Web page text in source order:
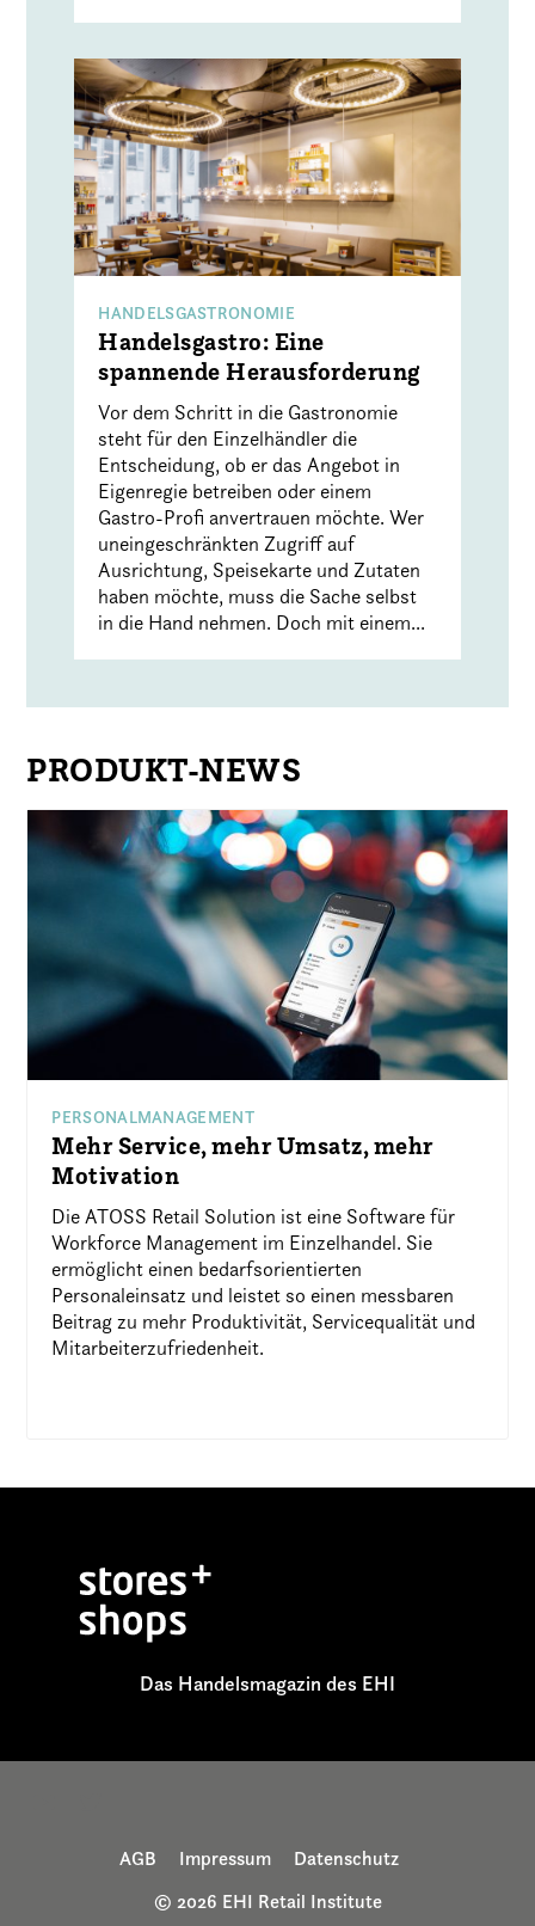
HANDELSGASTRONOMIE
Handelsgastro: Eine
spannende Herausforderung
Vor dem Schritt in die Gastronomie
steht für den Einzelhändler die
Entscheidung, ob er das Angebot in
Eigenregie betreiben oder einem
Gastro-Profi anvertrauen möchte. Wer
uneingeschränkten Zugriff auf
Ausrichtung, Speisekarte und Zutaten
haben möchte, muss die Sache selbst
in die Hand nehmen. Doch mit einem...
PRODUKT-NEWS
PERSONALMANAGEMENT
Mehr Service, mehr Umsatz, mehr
Motivation
Die ATOSS Retail Solution ist eine Software für
Workforce Management im Einzelhandel. Sie
ermöglicht einen bedarfsorientierten
Personaleinsatz und leistet so einen messbaren
Beitrag zu mehr Produktivität, Servicequalität und
Mitarbeiterzufriedenheit.
Das Handelsmagazin des EHI
AGB Impressum
Datenschutz
© 2026 EHI Retail Institute